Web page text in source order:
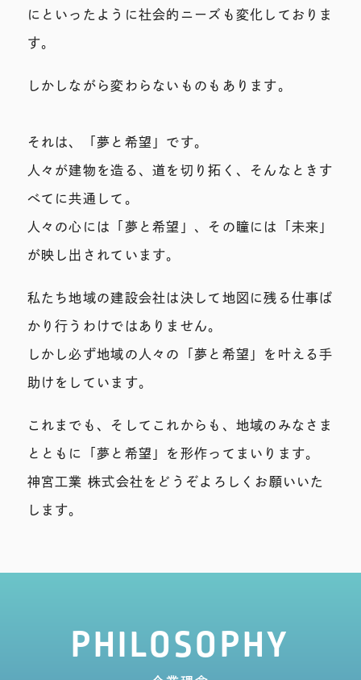
にといったように社会的ニーズも変化しておりま
す。
しかしながら変わらないものもあります。
それは、「夢と希望」です。
人々が建物を造る、道を切り拓く、そんなときす
べてに共通して。
人々の心には「夢と希望」、その瞳には「未来」
が映し出されています。
私たち地域の建設会社は決して地図に残る仕事ば
かり行うわけではありません。
しかし必ず地域の人々の「夢と希望」を叶える手
助けをしています。
これまでも、そしてこれからも、地域のみなさま
とともに「夢と希望」を形作ってまいります。
神宮工業 株式会社をどうぞよろしくお願いいた
します。
PHILOSOPHY